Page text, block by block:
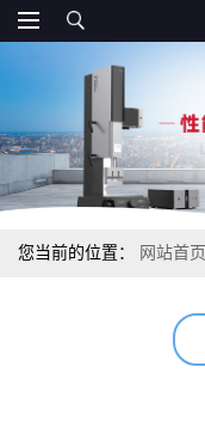
您当前的位置： 网站首页